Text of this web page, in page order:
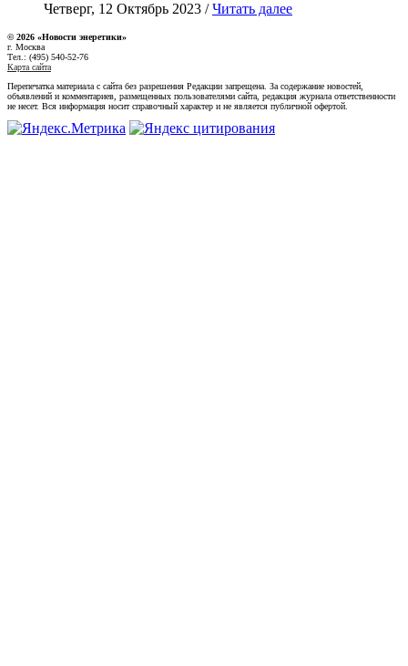
Четверг, 12 Октябрь 2023 /Читать далее
© 2026 «Новости энеретики»
г. Москва
Тел.: (495) 540-52-76
Карта сайта
Перепечатка материала с сайта без разрешения Редакции запрещена. За содержание новостей,
объявлений и комментариев, размещенных пользователями сайта, редакция журнала ответственности
не несет. Вся информация носит справочный характер и не является публичной офертой.